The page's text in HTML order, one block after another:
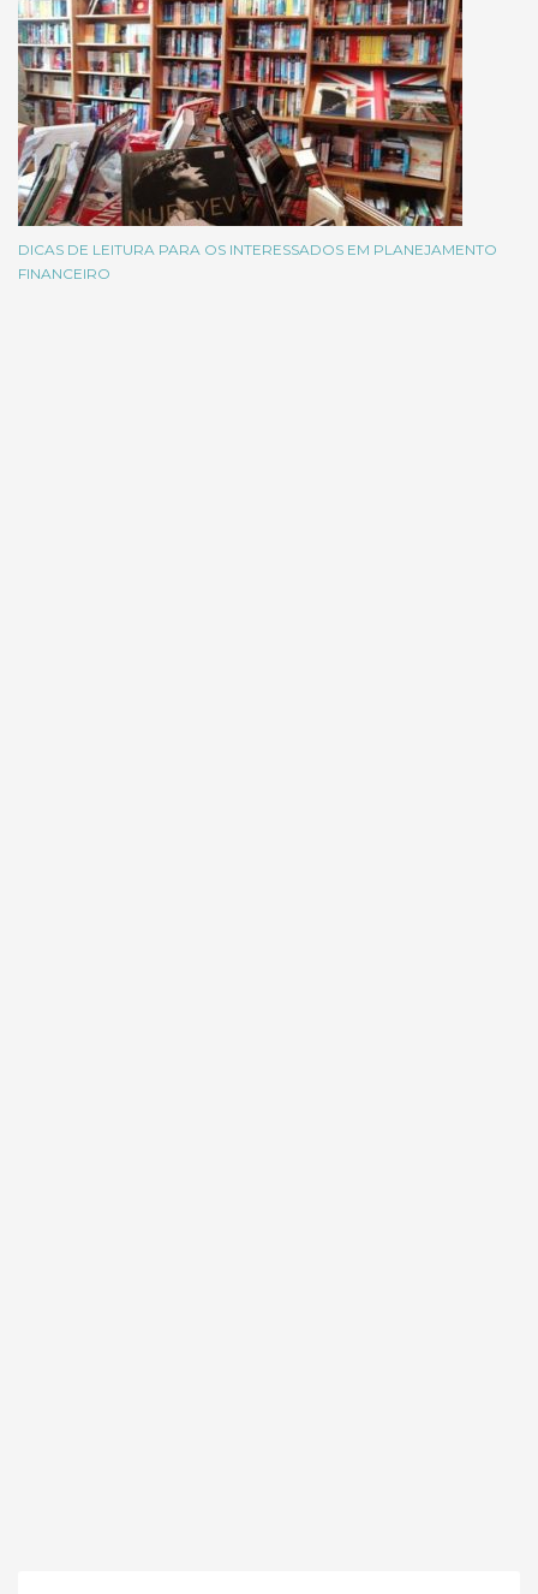
DICAS DE LEITURA PARA OS INTERESSADOS EM PLANEJAMENTO
FINANCEIRO